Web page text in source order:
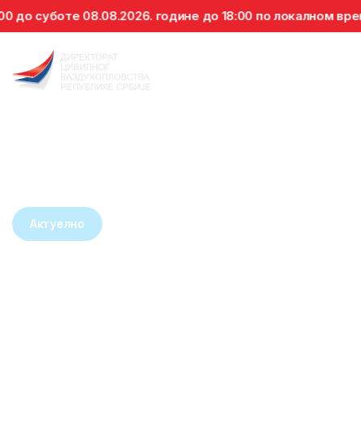
08.08.2026. године до 18:00 по локалном
Актуелно